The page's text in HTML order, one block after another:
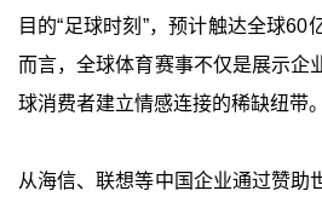
目的“足球时刻”，预计触达全球60
而言，全球体育赛事不仅是展示企
球消费者建立情感连接的稀缺纽带。
从海信、联想等中国企业通过赞助